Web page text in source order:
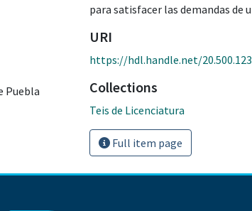
Puebla
para satisfacer las demandas
URI
https://hdl.handle.net/
Collections
Teis de Licenciatura
Full item page